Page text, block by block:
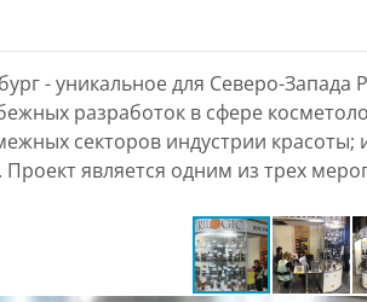
- уникальное для Северо-
разработок в сфере
секторов индустрии
является одним из трех